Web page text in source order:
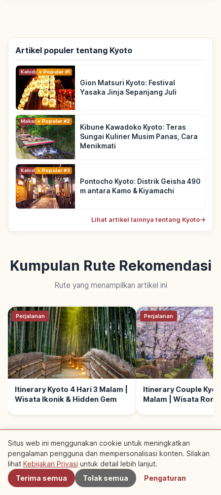
Artikel populer tentang Kyoto
KehidupanPopuler #1
Gion Matsuri Kyoto: Festival
Yasaka Jinja Sepanjang Juli
MakananPopuler #2
Kibune Kawadoko Kyoto: Teras
Sungai Kuliner Musim Panas, Cara
Menikmati
KehidupanPopuler #3
Pontocho Kyoto: Distrik Geisha 490
m antara Kamo & Kiyamachi
Lihat artikel lainnya tentang Kyoto→
Kumpulan Rute Rekomendasi
Rute yang menampilkan artikel ini
Perjalanan
Itinerary Kyoto 4 Hari 3 Malam |
Wisata Ikonik & Hidden Gem
Perjalanan
Itinerary Couple
Malam | Wisata
Kumpulan Artikel
Terdekat
Pelajari Kehidupan Jelajahi Kyoto
Situs web ini menggunakan cookie untuk meningkatkan
pengalaman pengguna dan mempersonalisasi konten. Silakan
lihat Kebijakan Privasi untuk detail lebih lanjut.
Terima semua
Tolak semua Pengaturan